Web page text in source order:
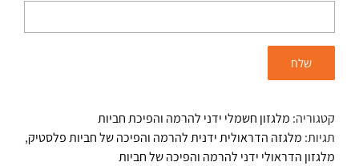
קטגוריה: מלגזון חשמלי ידני להרמה והפיכת חביות
תגיות: מלגזה הדראולית ידנית להרמה והפיכה של חביות פלסטיק,
מלגזון הדראולי ידני להרמה והפיכה של חביות